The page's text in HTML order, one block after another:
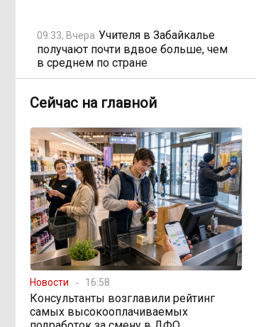
09:33, Вчера Учителя в Забайкалье
получают почти вдвое больше, чем
в среднем по стране
08:31, Вчера Чита готовится к зиме
08:02, Вчера Лес, которого нет в
отчётах
16:00, 4 августа «Ребёнок должен
хотеть учиться, а не просто идти в
школу с рюкзаком»: детский
психолог Наталья Малинина о
готовности к школе
15:31, 4 августа Как Китай покоряет
мир не электромобилями, а
Сейчас на главной
Новости 16:58
Консультанты возглавили рейтинг
самых высокооплачиваемых